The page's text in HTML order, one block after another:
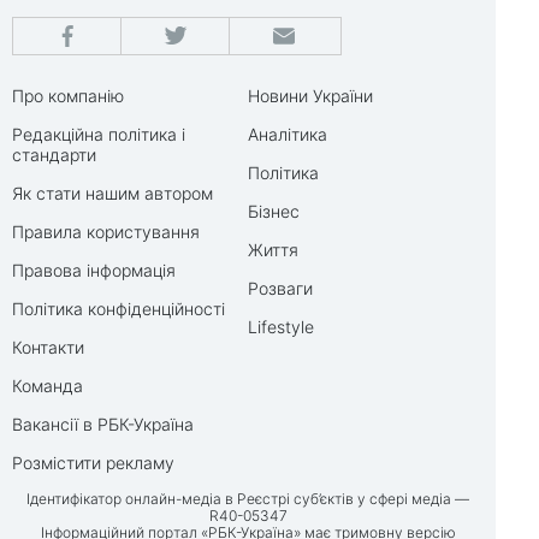
Про компанію
Редакційна політика і
стандарти
Як стати нашим автором
Правила користування
Правова інформація
Політика конфіденційності
Контакти
Команда
Вакансії в РБК-Україна
Розмістити рекламу
Новини України
Аналітика
Політика
Бізнес
Життя
Розваги
Lifestyle
Ідентифікатор онлайн-медіа в Реєстрі суб’єктів у сфері медіа —
R40-05347
Інформаційний портал «РБК-Україна» має тримовну версію